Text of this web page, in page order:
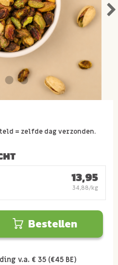
= zelfde dag verzonden.
13,95
34,88/kg
Bestellen
v.a. € 35 (€45 BE)